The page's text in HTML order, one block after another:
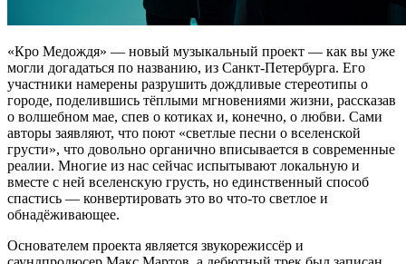
«Кро Медождя» — новый музыкальный проект — как вы уже
могли догадаться по названию, из Санкт-Петербурга. Его
участники намерены разрушить дождливые стереотипы о
городе, поделившись тёплыми мгновениями жизни, рассказав
о волшебном мае, спев о котиках и, конечно, о любви. Сами
авторы заявляют, что поют «светлые песни о вселенской
грусти», что довольно органично вписывается в современные
реалии. Многие из нас сейчас испытывают локальную и
вместе с ней вселенскую грусть, но единственный способ
спастись — конвертировать это во что-то светлое и
обнадёживающее.
Основателем проекта является звукорежиссёр и